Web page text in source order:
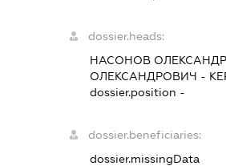
dossier.heads:
НАСОНОВ ОЛЕКСАНДР
ОЛЕКСАНДРОВИЧ -
dossier.position -
dossier.beneficiaries:
dossier.missingData